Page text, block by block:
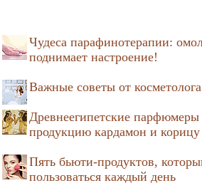
Чудеса парафинотерапии:
поднимает настроение!
Важные советы от
Древнеегипетские
продукцию кардамон и корицу
Пять бьюти-продуктов,
пользоваться каждый день